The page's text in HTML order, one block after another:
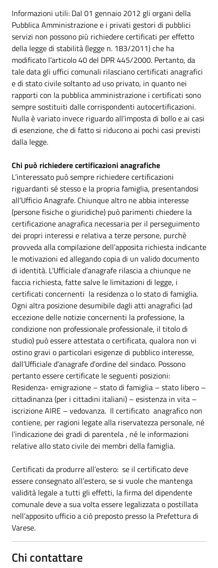
Informazioni utili: Dal 01 gennaio 2012 gli organi della
Pubblica Amministrazione e i privati gestori di pubblici
servizi non possono più richiedere certificati per effetto
della legge di stabilità (legge n. 183/2011) che ha
modificato l’articolo 40 del DPR 445/2000. Pertanto, da
tale data gli uffici comunali rilasciano certificati anagrafici
e di stato civile soltanto ad uso privato, in quanto nei
rapporti con la pubblica amministrazione i certificati sono
sempre sostituiti dalle corrispondenti autocertificazioni.
Nulla è variato invece riguardo all’imposta di bollo e ai casi
di esenzione, che di fatto si riducono ai pochi casi previsti
dalla legge.
Chi può richiedere certificazioni anagrafiche
L’interessato può sempre richiedere certificazioni
riguardanti sé stesso e la propria famiglia, presentandosi
all’Ufficio Anagrafe. Chiunque altro ne abbia interesse
(persone fisiche o giuridiche) può parimenti chiedere la
certificazione anagrafica necessaria per il perseguimento
dei propri interessi e relativa a terze persone, purchè
provveda alla compilazione dell’apposita richiesta indicante
le motivazioni ed allegando copia di un valido documento
di identità. L’Ufficiale d’anagrafe rilascia a chiunque ne
faccia richiesta, fatte salve le limitazioni di legge, i
certificati concernenti la residenza o lo stato di famiglia.
Ogni altra posizione desumibile dagli atti anagrafici (ad
eccezione delle notizie concernenti la professione, la
condizione non professionale professionale, il titolo di
studio) può essere attestata o certificata, qualora non vi
ostino gravi o particolari esigenze di pubblico interesse,
dall’Ufficiale d’anagrafe d’ordine del sindaco. Possono
pertanto essere certificate le seguenti posizioni:
Residenza- emigrazione – stato di famiglia – stato libero –
cittadinanza (per i cittadini italiani) – esistenza in vita –
iscrizione AIRE – vedovanza. Il certificato anagrafico non
contiene, per ragioni legate alla riservatezza personale, né
l’indicazione dei gradi di parentela , né le informazioni
relative allo stato civile dei membri della famiglia.
Certificati da produrre all’estero: se il certificato deve
essere consegnato all’estero, se si vuole che mantenga
validità legale a tutti gli effetti, la firma del dipendente
comunale deve a sua volta essere legalizzata o postillata
nell’apposito ufficio a ciò preposto presso la Prefettura di
Varese.
Chi contattare